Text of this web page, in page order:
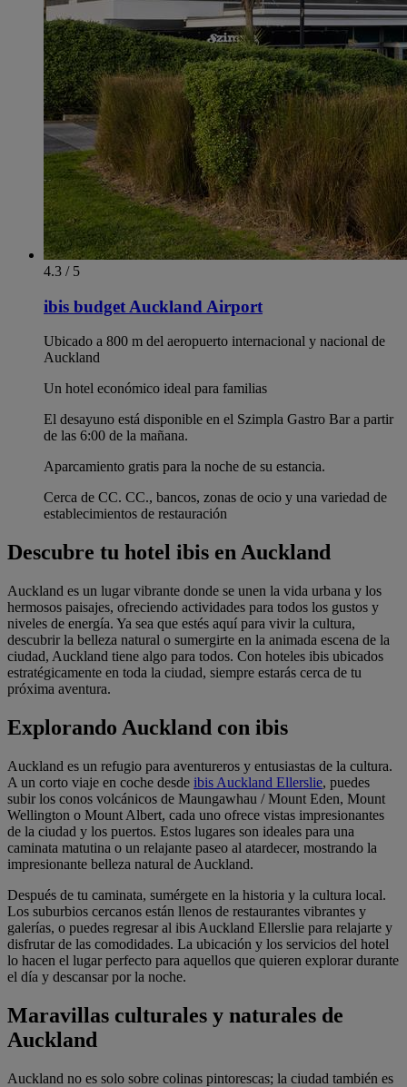
4.3 / 5
ibis budget Auckland Airport
Ubicado a 800 m del aeropuerto internacional y nacional de
Auckland
Un hotel económico ideal para familias
El desayuno está disponible en el Szimpla Gastro Bar a partir
de las 6:00 de la mañana.
Aparcamiento gratis para la noche de su estancia.
Cerca de CC. CC., bancos, zonas de ocio y una variedad de
establecimientos de restauración
Descubre tu hotel ibis en Auckland
Auckland es un lugar vibrante donde se unen la vida urbana y los
hermosos paisajes, ofreciendo actividades para todos los gustos y
niveles de energía. Ya sea que estés aquí para vivir la cultura,
descubrir la belleza natural o sumergirte en la animada escena de la
ciudad, Auckland tiene algo para todos. Con hoteles ibis ubicados
estratégicamente en toda la ciudad, siempre estarás cerca de tu
próxima aventura.
Explorando Auckland con ibis
Auckland es un refugio para aventureros y entusiastas de la cultura.
A un corto viaje en coche desde ibis Auckland Ellerslie, puedes
subir los conos volcánicos de Maungawhau / Mount Eden, Mount
Wellington o Mount Albert, cada uno ofrece vistas impresionantes
de la ciudad y los puertos. Estos lugares son ideales para una
caminata matutina o un relajante paseo al atardecer, mostrando la
impresionante belleza natural de Auckland.
Después de tu caminata, sumérgete en la historia y la cultura local.
Los suburbios cercanos están llenos de restaurantes vibrantes y
galerías, o puedes regresar al ibis Auckland Ellerslie para relajarte y
disfrutar de las comodidades. La ubicación y los servicios del hotel
lo hacen el lugar perfecto para aquellos que quieren explorar durante
el día y descansar por la noche.
Maravillas culturales y naturales de
Auckland
Auckland no es solo sobre colinas pintorescas; la ciudad también es